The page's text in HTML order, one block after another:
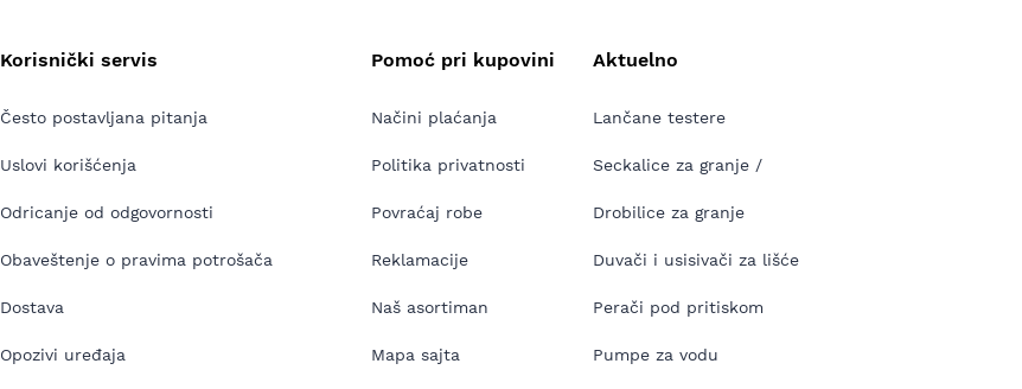
Korisnički servis
Često postavljana pitanja
Uslovi korišćenja
Odricanje od odgovornosti
Obaveštenje o pravima potrošača
Dostava
Opozivi uređaja
Pomoć pri kupovini
Načini plaćanja
Politika privatnosti
Povraćaj robe
Reklamacije
Naš asortiman
Mapa sajta
Aktuelno
Lančane testere
Seckalice za granje /
Drobilice za granje
Duvači i usisivači za lišće
Perači pod pritiskom
Pumpe za vodu